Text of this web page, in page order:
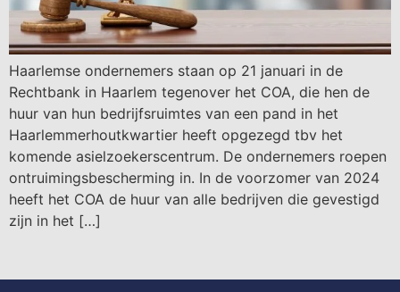
Haarlemse ondernemers staan op 21 januari in de
Rechtbank in Haarlem tegenover het COA, die hen de
huur van hun bedrijfsruimtes van een pand in het
Haarlemmerhoutkwartier heeft opgezegd tbv het
komende asielzoekerscentrum. De ondernemers roepen
ontruimingsbescherming in. In de voorzomer van 2024
heeft het COA de huur van alle bedrijven die gevestigd
zijn in het […]